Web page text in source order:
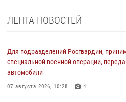
ЛЕНТА НОВОСТЕЙ
Для подразделений Росгвардии,
специальной военной операции,
автомобили
07 августа 2026, 10:28 4